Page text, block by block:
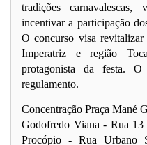
tradições
incentivar a participação
O concurso visa
Imperatriz e região
protagonista da festa.
regulamento.
Concentração Praça Mané
Godofredo Viana - Rua
Procópio - Rua Urbano